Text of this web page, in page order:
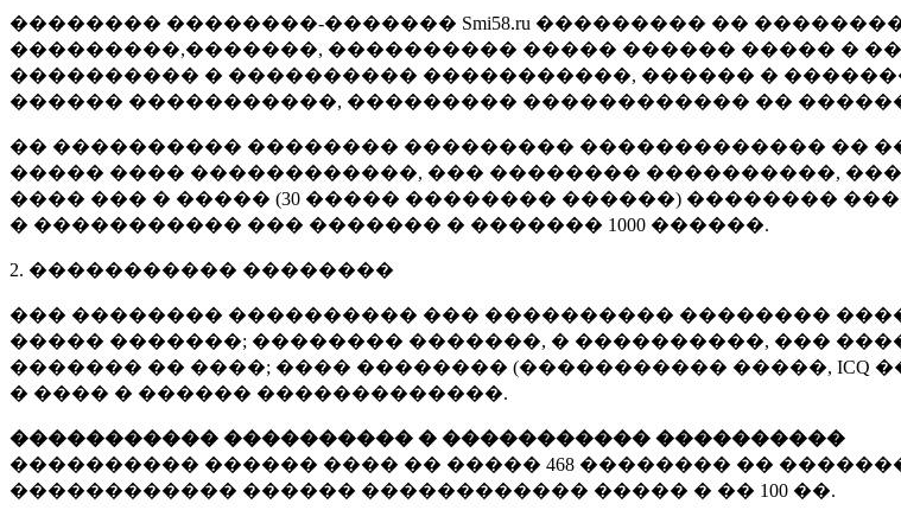
�������� ��������-������� Smi58.ru ��������� ��
���������,�������, ���������� ����� ������ ����� �
���������� � ���������� �����������, ������ �
������ �����������, ��������� ������������ ��
�� ���������� �������� ��������� ������������� ��
����� ���� ������������, ��� �������� ����������,
���� ��� � ����� (30 ����� �������� ������) ��������
� ����������� ��� ������� � ������� 1000 ������.
2. ����������� ��������
��� �������� ���������� ��� ���������� ��������
����� �������; �������� �������, � ����������, ���
������� �� ����; ���� �������� (����������� �����,
� ���� � ������ �������������.
����������� ���������� � ����������� ����������
���������� ������ ���� �� ����� 468 �������� ��
������������ ������ ������������ ����� � �� 100 ��.